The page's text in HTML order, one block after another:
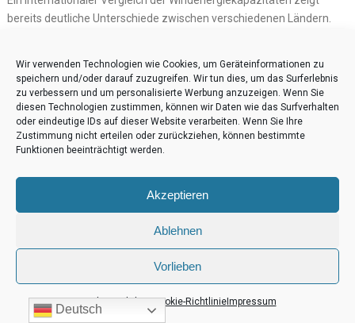
Wir verwenden Technologien wie Cookies, um Geräteinformationen zu
speichern und/oder darauf zuzugreifen. Wir tun dies, um das Surferlebnis
zu verbessern und um personalisierte Werbung anzuzeigen. Wenn Sie
diesen Technologien zustimmen, können wir Daten wie das Surfverhalten
oder eindeutige IDs auf dieser Website verarbeiten. Wenn Sie Ihre
Zustimmung nicht erteilen oder zurückziehen, können bestimmte
Funktionen beeinträchtigt werden.
Akzeptieren
Ablehnen
Vorlieben
Cookie-RichtlinieCookie-RichtlinieImpressum
bereits deutliche Unterschiede zwischen verschiedenen Ländern.
erneuerbare Energien etabliert. Die zunehmende Bedeutung von
Windenergie für die Energiesicherheit und -unabhängigkeit gewinnt
daher immer mehr an Gewicht. Es ist klar ersichtlich, dass saubere
Windenergie einen wichtigen Beitrag zur Reduzierung von CO2-
Emissionen leistet und somit entscheidend für die Zukunft unseres
Insgesamt zeigt sich, dass der Ausbau von Offshore-Windparks und
grenzüberschreitenden Stromnetzen nicht nur ökologische Vorteile
bietet, sondern auch wirtschaftliche Chancen eröffnet. Durch die
weltweite Zunahme an Investitionen in diesen Bereich wird auch das
Bewusstsein für effiziente und erneuerbare Energie gestärkt. Es
Schritt zur Bekämpfung des Klimawandels darstellen – sowohl auf
Deutsch